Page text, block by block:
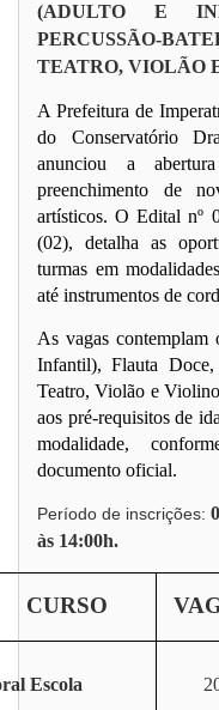
(ADULTO E
PERCUSSÃO-
TEATRO, VIOLÃO
A Prefeitura de
do Conservatório
anunciou a
preenchimento de
artísticos. O Edital nº
(02), detalha as
turmas em
até instrumentos de
As vagas
Infantil), Flauta Doce,
Teatro, Violão e
aos pré-requisitos de
modalidade,
documento oficial.
Período de inscrições:
às 14:00h.
CURSO
Escola